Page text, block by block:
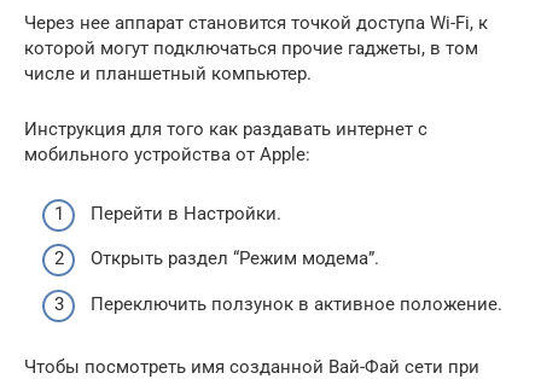
Через нее аппарат становится точкой доступа Wi-Fi, к
которой могут подключаться прочие гаджеты, в том
числе и планшетный компьютер.
Инструкция для того как раздавать интернет с
мобильного устройства от Apple:
Перейти в Настройки.
Открыть раздел “Режим модема”.
Переключить ползунок в активное положение.
Чтобы посмотреть имя созданной Вай-Фай сети при